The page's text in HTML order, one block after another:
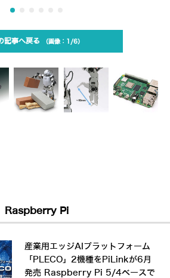
記事へ戻る 1/6
Raspberry Pi
産業用エッジAIプラットフォーム
「PLECO」2機種をPiLinkが6月
発売 Raspberry Pi 5/4ベースで